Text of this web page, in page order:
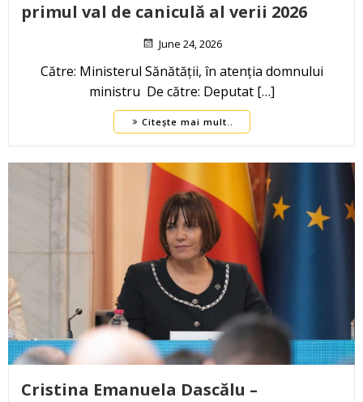
primul val de caniculă al verii 2026
June 24, 2026
Către: Ministerul Sănătății, în atenția domnului
ministru De către: Deputat […]
Citește mai mult..
Cristina Emanuela Dascălu –